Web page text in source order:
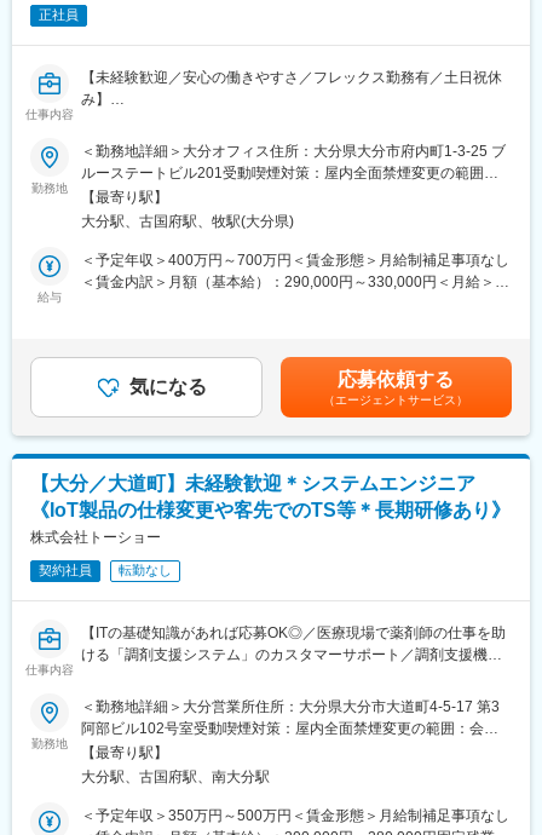
※年功序列ではありません。4年目の課長もいますので実績に応じ
■働き方について
トラブル等の緊急対応のため、夜間・休日の緊急対応当番を月に
一次受けし、電話のみで対応できない場合のみ営業担当が現場へ
対応に向かうケースがあります。
変更の範囲：会社の定める業務
・正社員登用は前提の採用です。就業態度に問題がなければ原則
登用となり、業界トップクラスシェアを誇る優良企業の正社員と
して安定就業が可能です。（登用率98%、試験やノルマなし）
・業界トップクラスのIoT製品や医療システムに触れる事が可能で
す。また、販売スキルだけでなく薬局運営コンサルティングのス
【ポジションの魅力】
・同社の製品やシステムが、24時間止めてはならない医療現場の
安心安全や、医療従事者の負担軽減に大きく貢献しています。
製品が多数あります。寡占市場だからこそ、競合製品を使ってい
る顧客からいかにシェアを獲得するか、試行錯誤する面白さがあ
【同社について】
当社は売上高256億円、全国77拠点、従業員数570名規模を誇る調
剤機器メーカーです。1971年創業と半世紀以上歴史をもち、特に
1980年代から他社に先駆けてスウェーデンなどヨーロッパに販売
網を拡大してきました。国内だけでなく、海外での売上も安定的
に伸びているため経営が安定しています。
正社員
仕事内容
【未経験歓迎／安心の働きやすさ／フレックス勤務有／土日祝休
み】
■業務詳細／治験コーディネーター（CRCって何？）
新しい薬や治療法が安全で効果的かどうかを確かめるための臨床
試験（治験）をサポートする仕事です。
＜具体的に＞
患者さんが治験に参加する手続きを助けたり、治験中のデータを
収集・管理をします。
に貢献できるやりがいのある仕事です。
※担当する医療機関に常駐しての業務となります。
患者さんに治験の内容をわかりやすく説明したり、医師や看護師
と連携することで伝える力が身に付きます。
（2）スケジュール管理力：
治験には決まった検査や診察の予定があるため、患者さんが無理
なく通えるように予定を調整する力が身につきます。
（3）医療の知識：
薬の種類や副作用、検査の内容など、医療に関する知識が自然と
増えていきます。薬剤師や看護師と話す機会も多いため学ぶこと
も多いです。
（4）パソコンや書類の整理力：
す。パソコンの使い方や、正確に記録する力が身につきます。
（5）チームで働く力：
治験は医師、看護師、薬剤師など、いろんな職種の人と協力して
進めるので、チームワークの大切さを学べます。
【同社で働くメリット】
勤務地
＜勤務地詳細＞大分オフィス住所：大分県大分市府内町1-3-25 ブ
ルーステートビル201受動喫煙対策：屋内全面禁煙変更の範囲：
会社の定める事業所
【最寄り駅】
大分駅、古国府駅、牧駅(大分県)
給与
＜予定年収＞400万円～700万円＜賃金形態＞月給制補足事項なし
＜賃金内訳＞月額（基本給）：290,000円～330,000円＜月給＞
る可能性があります。月給(月額)は固定手当を含めた表記です。
気になる 応募依頼する
（エージェントサービス）
【大分／大道町】未経験歓迎＊システムエンジニア
《IoT製品の仕様変更や客先でのTS等＊長期研修あり》
株式会社トーショー
契約社員 転勤なし
仕事内容
【ITの基礎知識があれば応募OK◎／医療現場で薬剤師の仕事を助
ける「調剤支援システム」のカスタマーサポート／調剤支援機
【はじめに】
当ポジションは自社販売している大型IoT製品や薬剤システムの運
用～保守を担うシステムエンジニア職となっております。未経験
からチャレンジできる事に加えて、メーカー直雇用という貴重な
求人となっております。IT領域へキャリアチェンジされたい方歓
迎しております！
勤務地
＜勤務地詳細＞大分営業所住所：大分県大分市大道町4-5-17 第3
阿部ビル102号室受動喫煙対策：屋内全面禁煙変更の範囲：会社
の定める事業所（リモートワーク含む）
【最寄り駅】
大分駅、古国府駅、南大分駅
＜予定年収＞350万円～500万円＜賃金形態＞月給制補足事項なし